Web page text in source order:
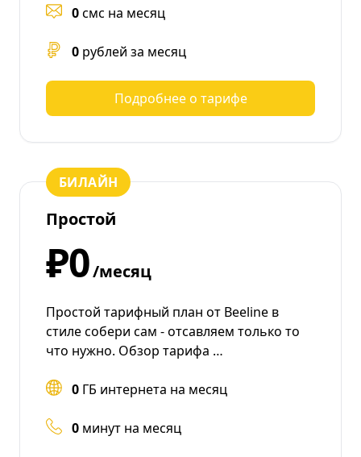
0смс на месяц
0 рублей за месяц
Подробнее о тарифе
БИЛАЙН
Простой
₽0/месяц
Простой тарифный план от Beeline в
стиле собери сам - отсавляем только то
что нужно. Обзор тарифа …
0 ГБ интернета на месяц
0 минут на месяц